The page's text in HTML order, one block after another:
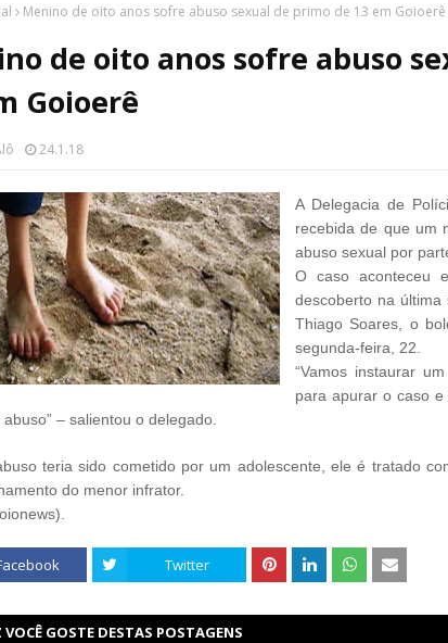
Menino de oito anos sofre abuso sexual de primo de 13 em Goioerê
de oito anos sofre abuso
Goioerê
24.1.18
A Delegacia de
recebida de que um
abuso sexual por
O caso aconteceu
descoberto na
Thiago Soares, o
segunda-feira, 22.
“Vamos instaurar
para apurar o caso e
– salientou o delegado.
teria sido cometido por um adolescente, ele é tratado
do menor infrator.
Twitter
VOCÊ GOSTE DESTAS POSTAGENS